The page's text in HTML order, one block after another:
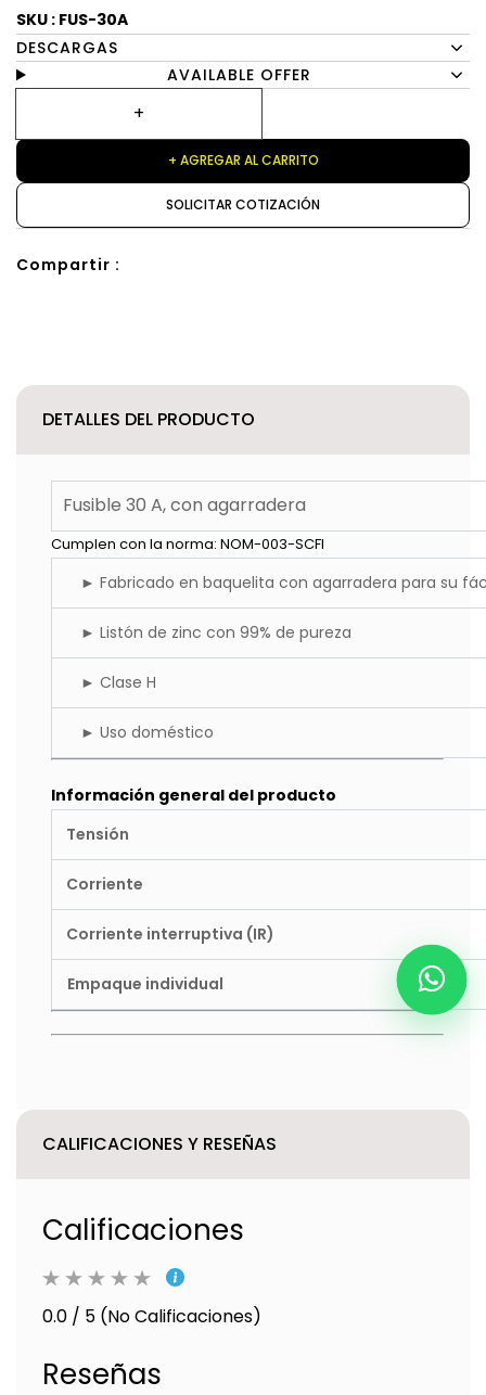
SKU : FUS-30A
DESCARGAS
AVAILABLE OFFER
+ AGREGAR AL CARRITO
SOLICITAR COTIZACIÓN
Compartir :
DETALLES DEL PRODUCTO
Fusible 30 A, con agarradera
Cumplen con la norma: NOM-003-SCFI
► Fabricado en baquelita con agarradera para su
► Listón de zinc con 99% de pureza
► Clase H
► Uso doméstico
Información general del producto
Tensión
Corriente
Corriente interruptiva (IR)
Empaque individual
CALIFICACIONES Y RESEÑAS
Calificaciones
0.0 / 5 (No Calificaciones)
Reseñas